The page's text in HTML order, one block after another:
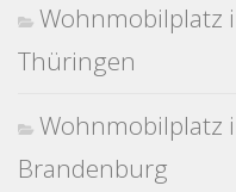
Wohnmobilplatz
Thüringen
Wohnmobilplatz
Brandenburg